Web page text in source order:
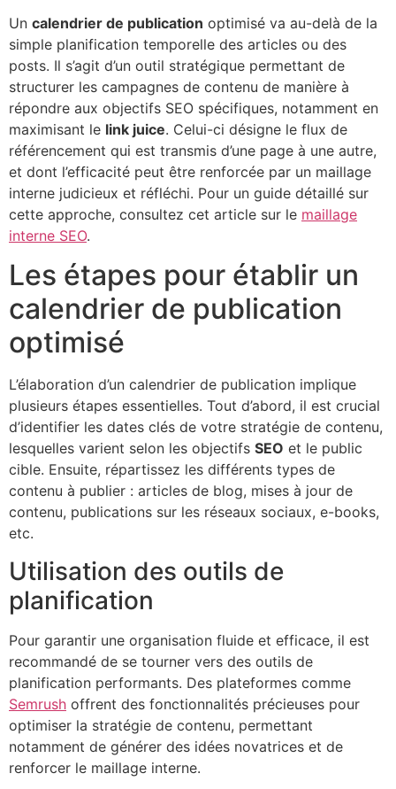
Un calendrier de publication optimisé va au-delà de la
simple planification temporelle des articles ou des
posts. Il s’agit d’un outil stratégique permettant de
structurer les campagnes de contenu de manière à
répondre aux objectifs SEO spécifiques, notamment en
maximisant le link juice. Celui-ci désigne le flux de
référencement qui est transmis d’une page à une autre,
et dont l’efficacité peut être renforcée par un maillage
interne judicieux et réfléchi. Pour un guide détaillé sur
cette approche, consultez cet article sur le maillage
interne SEO.
Les étapes pour établir un
calendrier de publication
optimisé
L’élaboration d’un calendrier de publication implique
plusieurs étapes essentielles. Tout d’abord, il est crucial
d’identifier les dates clés de votre stratégie de contenu,
lesquelles varient selon les objectifs SEO et le public
cible. Ensuite, répartissez les différents types de
contenu à publier : articles de blog, mises à jour de
contenu, publications sur les réseaux sociaux, e-books,
etc.
Utilisation des outils de
planification
Pour garantir une organisation fluide et efficace, il est
recommandé de se tourner vers des outils de
planification performants. Des plateformes comme
Semrush offrent des fonctionnalités précieuses pour
optimiser la stratégie de contenu, permettant
notamment de générer des idées novatrices et de
renforcer le maillage interne.